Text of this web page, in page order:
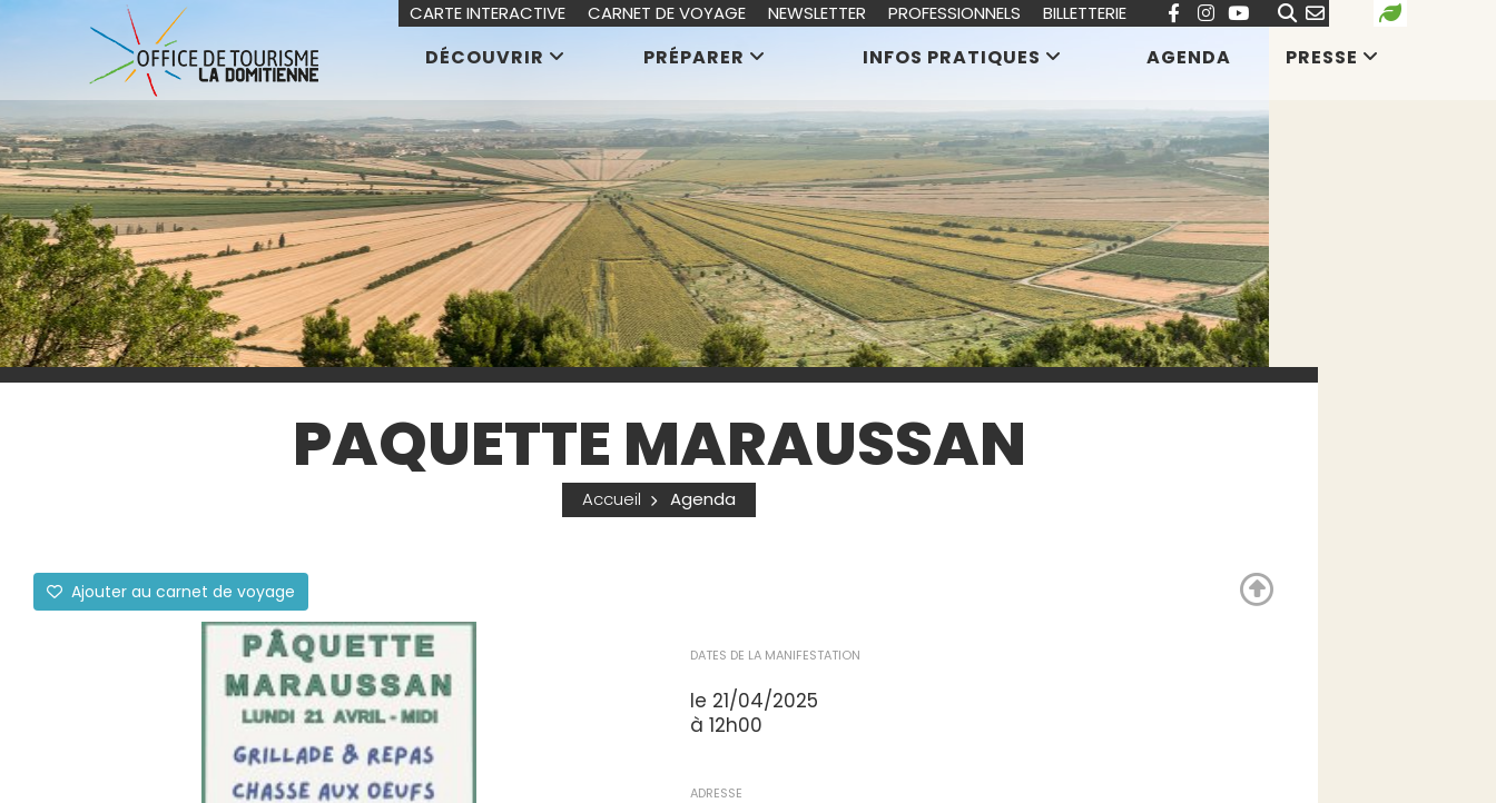
PAQUETTE MARAUSSAN
Accueil Agenda
Ajouter au carnet de voyage
DATES DE LA MANIFESTATION
le 21/04/2025
à 12h00
ADRESSE
DÉCOUVRIR PRÉPARER INFOS PRATIQUES AGENDA PRESSE
CARTE INTERACTIVE CARNET DE VOYAGE NEWSLETTER PROFESSIONNELS BILLETTERIE